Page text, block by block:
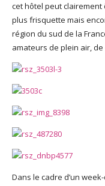
cet hôtel peut
plus frisquette mais
région du sud de la
amateurs de plein air,
Dans le cadre d’un